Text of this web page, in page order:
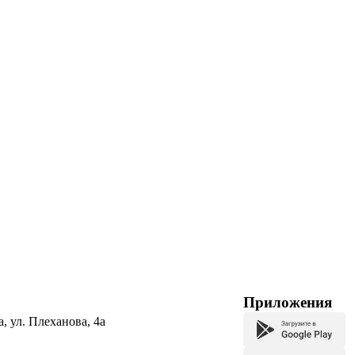
ул. Плеханова, 4а
Приложения